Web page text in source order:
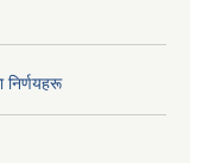
निर्णयहरू